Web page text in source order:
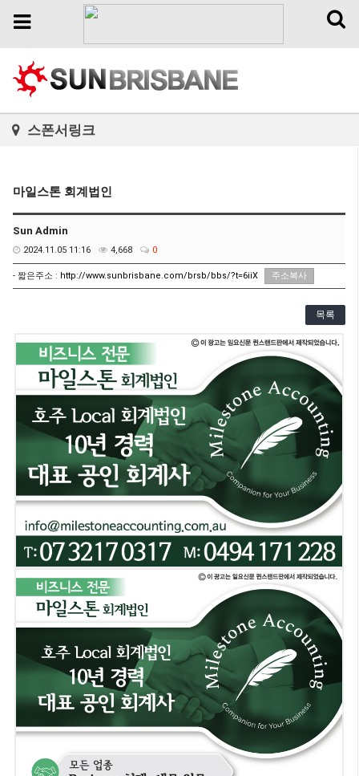
Toggle
Toggle
스폰서링크
마일스톤 회계법인
Sun Admin
2024.11.05 11:16 4,668 0
- 짧은주소 : http://www.sunbrisbane.com/brsb/bbs/?t=6iiX 주소복사
목록